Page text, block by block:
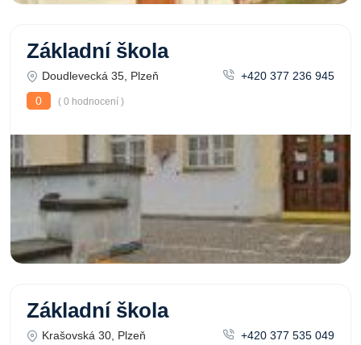
Základní škola
Doudlevecká 35, Plzeň
+420 377 236 945
0
( 0 hodnocení )
Základní škola
Krašovská 30, Plzeň
+420 377 535 049